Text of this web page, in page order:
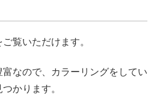
覧いただけます。
なので、カラーリングをしてい
かります。